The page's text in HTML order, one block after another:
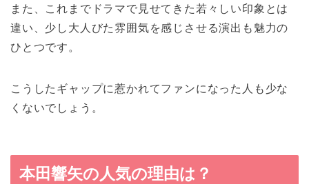
また、これまでドラマで見せてきた若々しい印象とは
違い、少し大人びた雰囲気を感じさせる演出も魅力の
ひとつです。
こうしたギャップに惹かれてファンになった人も少な
くないでしょう。
本田響矢の人気の理由は？